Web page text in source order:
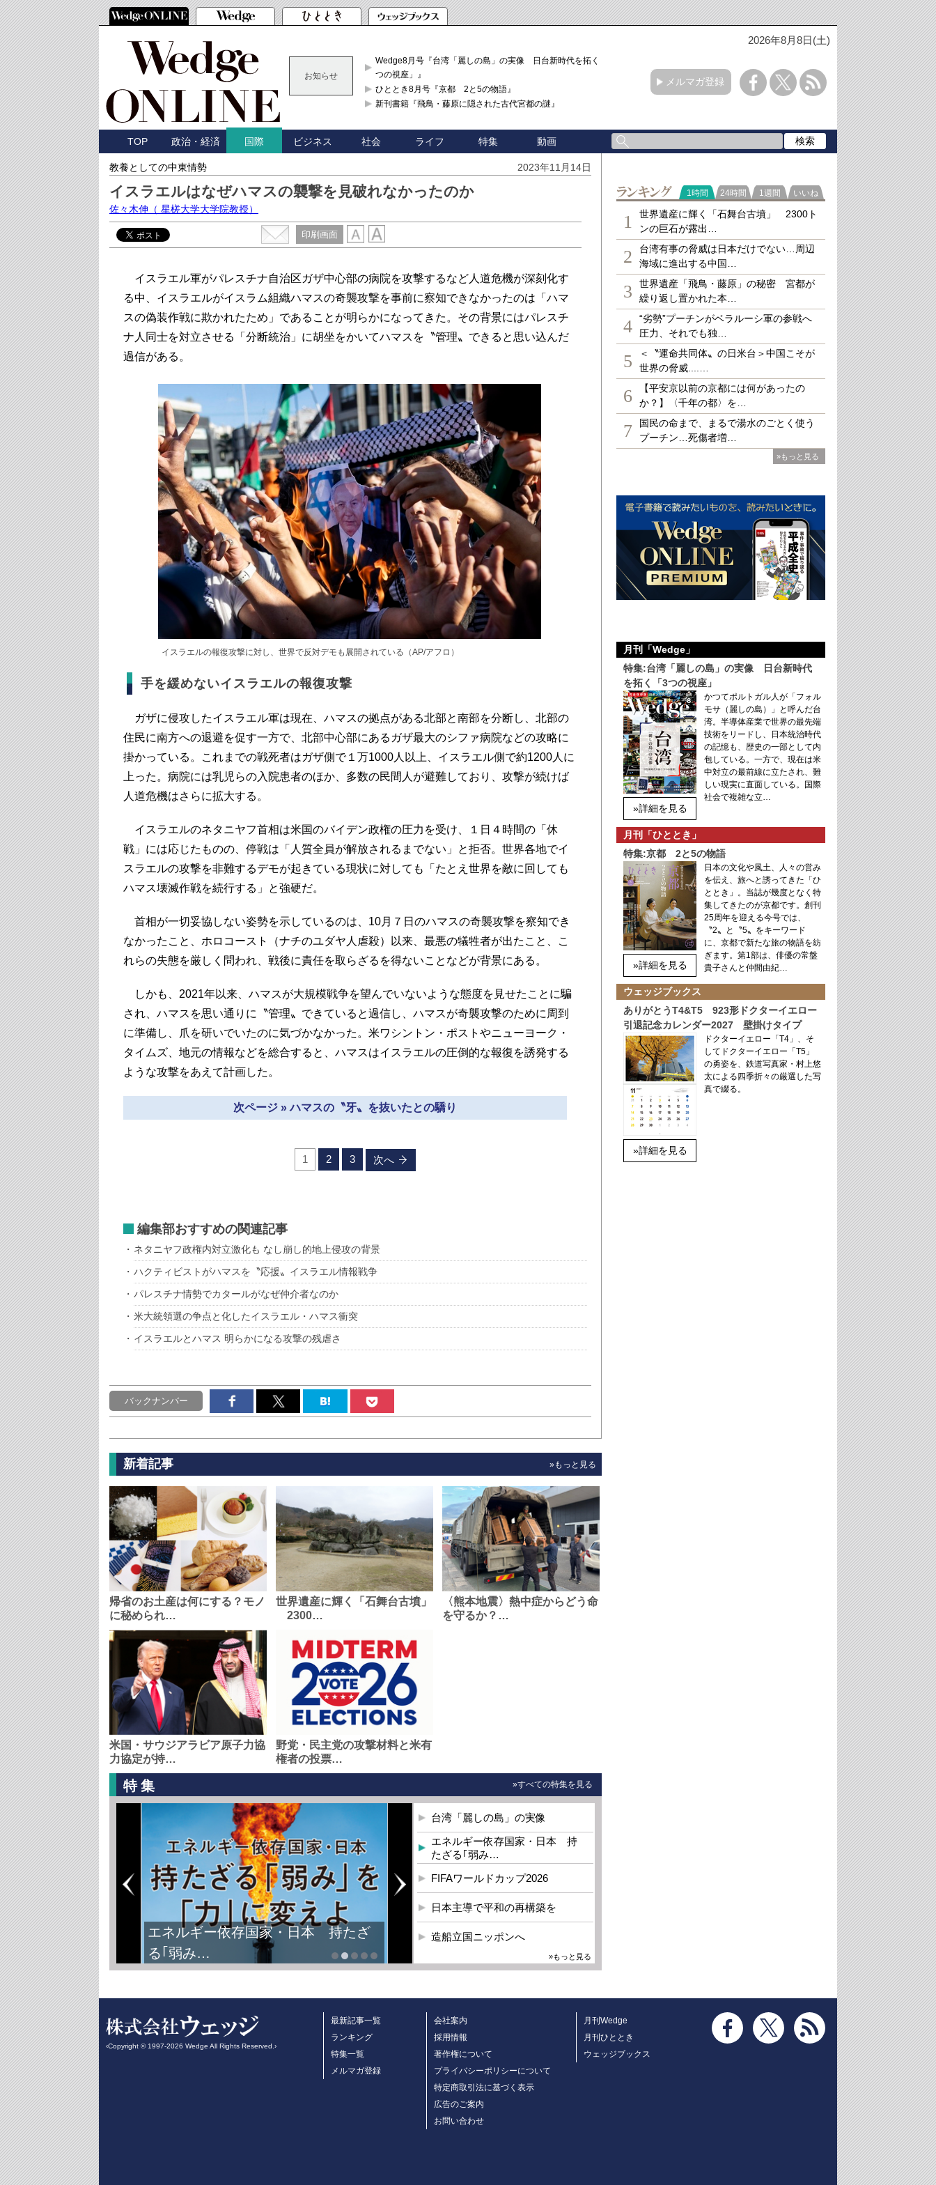
2026年8月8日(土)
お知らせ
Wedge8月号『台湾「麗しの島」の実像 日台新時代を拓く「3
つの視座」』
ひととき8月号『京都 2と5の物語』
新刊書籍『飛鳥・藤原に隠された古代宮都の謎』
メルマガ登録
TOP 政治・経済 国際 ビジネス 社会 ライフ 特集 動画
教養としての中東情勢 2023年11月14日
イスラエルはなぜハマスの襲撃を見破れなかったのか
佐々木伸 （ 星槎大学大学院教授）
印刷画面
イスラエル軍がパレスチナ自治区ガザ中心部の病院を攻撃するなど人道危機が深刻化す
る中、イスラエルがイスラム組織ハマスの奇襲攻撃を事前に察知できなかったのは「ハマ
スの偽装作戦に欺かれたため」であることが明らかになってきた。その背景にはパレスチ
ナ人同士を対立させる「分断統治」に胡坐をかいてハマスを〝管理〟できると思い込んだ
過信がある。
イスラエルの報復攻撃に対し、世界で反対デモも展開されている（AP/アフロ）
手を緩めないイスラエルの報復攻撃
ガザに侵攻したイスラエル軍は現在、ハマスの拠点がある北部と南部を分断し、北部の
住民に南方への退避を促す一方で、北部中心部にあるガザ最大のシファ病院などの攻略に
掛かっている。これまでの戦死者はガザ側で１万1000人以上、イスラエル側で約1200人に
上った。病院には乳児らの入院患者のほか、多数の民間人が避難しており、攻撃が続けば
人道危機はさらに拡大する。
イスラエルのネタニヤフ首相は米国のバイデン政権の圧力を受け、１日４時間の「休
戦」には応じたものの、停戦は「人質全員が解放されるまでない」と拒否。世界各地でイ
スラエルの攻撃を非難するデモが起きている現状に対しても「たとえ世界を敵に回しても
ハマス壊滅作戦を続行する」と強硬だ。
首相が一切妥協しない姿勢を示しているのは、10月７日のハマスの奇襲攻撃を察知でき
なかったこと、ホロコースト（ナチのユダヤ人虐殺）以来、最悪の犠牲者が出たこと、こ
れらの失態を厳しく問われ、戦後に責任を取らざるを得ないことなどが背景にある。
しかも、2021年以来、ハマスが大規模戦争を望んでいないような態度を見せたことに騙
され、ハマスを思い通りに〝管理〟できていると過信し、ハマスが奇襲攻撃のために周到
に準備し、爪を研いでいたのに気づかなかった。米ワシントン・ポストやニューヨーク・
タイムズ、地元の情報などを総合すると、ハマスはイスラエルの圧倒的な報復を誘発する
ような攻撃をあえて計画した。
次ページ » ハマスの〝牙〟を抜いたとの驕り
1 2 3 次へ
編集部おすすめの関連記事
ネタニヤフ政権内対立激化も なし崩し的地上侵攻の背景
ハクティビストがハマスを〝応援〟イスラエル情報戦争
パレスチナ情勢でカタールがなぜ仲介者なのか
米大統領選の争点と化したイスラエル・ハマス衝突
イスラエルとハマス 明らかになる攻撃の残虐さ
バックナンバー
新着記事 »もっと見る
帰省のお土産は何にする？モノ
に秘められ…
世界遺産に輝く「石舞台古墳」
2300…
〈熊本地震〉熱中症からどう命
を守るか？…
米国・サウジアラビア原子力協
力協定が持…
野党・民主党の攻撃材料と米有
権者の投票…
特集 »すべての特集を見る
エネルギー依存国家・日本 持たざ
る｢弱み…
台湾「麗しの島」の実像
エネルギー依存国家・日本 持
たざる｢弱み…
FIFAワールドカップ2026
日本主導で平和の再構築を
造船立国ニッポンへ
»もっと見る
ランキング
1時間 24時間 1週間 いいね
1
世界遺産に輝く「石舞台古墳」 2300ト
ンの巨石が露出…
2
台湾有事の脅威は日本だけでない…周辺
海域に進出する中国…
3
世界遺産「飛鳥・藤原」の秘密 宮都が
繰り返し置かれた本…
4
“劣勢”プーチンがベラルーシ軍の参戦へ
圧力、それでも独…
5
＜〝運命共同体〟の日米台＞中国こそが
世界の脅威....…
6
【平安京以前の京都には何があったの
か？】〈千年の都〉を…
7
国民の命まで、まるで湯水のごとく使う
プーチン…死傷者増…
»もっと見る
月刊「Wedge」
特集:台湾「麗しの島」の実像 日台新時代
を拓く「3つの視座」
»詳細を見る
かつてポルトガル人が「フォル
モサ（麗しの島）」と呼んだ台
湾。半導体産業で世界の最先端
技術をリードし、日本統治時代
の記憶も、歴史の一部として内
包している。一方で、現在は米
中対立の最前線に立たされ、難
しい現実に直面している。国際
社会で複雑な立…
月刊「ひととき」
特集:京都 2と5の物語
»詳細を見る
日本の文化や風土、人々の営み
を伝え、旅へと誘ってきた「ひ
ととき」。当誌が幾度となく特
集してきたのが京都です。創刊
25周年を迎える今号では、
〝2〟と〝5〟をキーワード
に、京都で新たな旅の物語を紡
ぎます。第1部は、俳優の常盤
貴子さんと仲間由紀…
ウェッジブックス
ありがとうT4&T5 923形ドクターイエロー
引退記念カレンダー2027 壁掛けタイプ
»詳細を見る
ドクターイエロー「T4」、そ
してドクターイエロー「T5」
の勇姿を、鉄道写真家・村上悠
太による四季折々の厳選した写
真で綴る。
‹Copyright © 1997-2026 Wedge All Rights Reserved.›
最新記事一覧
ランキング
特集一覧
メルマガ登録
会社案内
採用情報
著作権について
プライバシーポリシーについて
特定商取引法に基づく表示
広告のご案内
お問い合わせ
月刊Wedge
月刊ひととき
ウェッジブックス